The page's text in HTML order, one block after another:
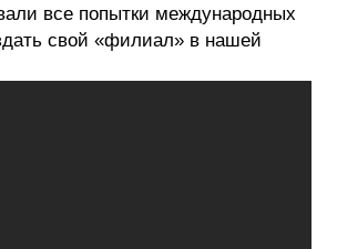
все попытки международных
свой «филиал» в нашей